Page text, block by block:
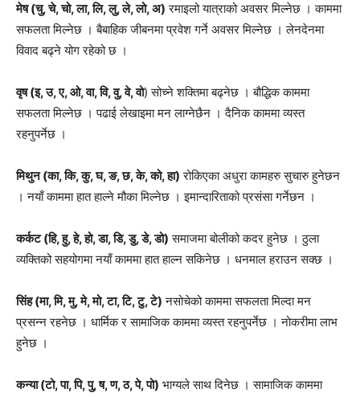
मेष (चु, चे, चो, ला, लि, लु, ले, लो, अ) रमाइलो यात्राको अवसर मिल्नेछ । काममा
सफलता मिल्नेछ । बैबाहिक जीबनमा प्रवेश गर्ने अवसर मिल्नेछ । लेनदेनमा
विवाद बढ्ने योग रहेको छ ।
वृष (इ, उ, ए, ओ, वा, वि, वु, वे, वो) सोच्ने शक्तिमा बढ्नेछ । बौद्धिक काममा
सफलता मिल्नेछ । पढाई लेखाइमा मन लाग्नेछैन । दैनिक काममा व्यस्त
रहनुपर्नेछ ।
मिथुन (का, कि, कु, घ, ङ, छ, के, को, हा) रोकिएका अधुरा कामहरु सुचारु हुनेछन
। नयाँ काममा हात हाल्ने मौका मिल्नेछ । इमान्दारिताको प्रसंसा गर्नेछन ।
कर्कट (हि, हु, हे, हो, डा, डि, डु, डे, डो) समाजमा बोलीको कदर हुनेछ । ठुला
व्यक्तिको सहयोगमा नयाँ काममा हात हाल्न सकिनेछ । धनमाल हराउन सक्छ ।
सिंह (मा, मि, मु, मे, मो, टा, टि, टु, टे) नसोचेको काममा सफलता मिल्दा मन
प्रसन्न रहनेछ । धार्मिक र सामाजिक काममा व्यस्त रहनुपर्नेछ । नोकरीमा लाभ
हुनेछ ।
कन्या (टो, पा, पि, पु, ष, ण, ठ, पे, पो) भाग्यले साथ दिनेछ । सामाजिक काममा